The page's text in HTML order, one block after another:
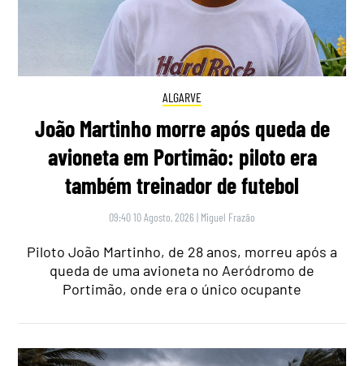
ALGARVE
João Martinho morre após queda de
avioneta em Portimão: piloto era
também treinador de futebol
09:40 10 Agosto, 2026 | Miguel Frazão
Piloto João Martinho, de 28 anos, morreu após a
queda de uma avioneta no Aeródromo de
Portimão, onde era o único ocupante